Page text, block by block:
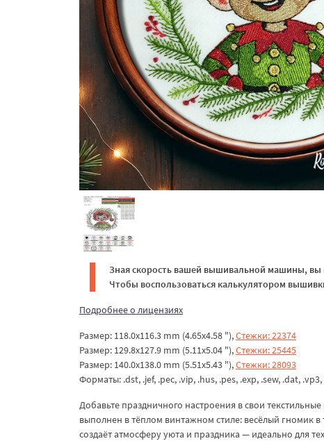
Зная скорость вашей вышивальной машины, вы
Чтобы воспользоваться калькулятором
Подробнее о лицензиях
Размер: 118.0x116.3 mm (4.65x4.58 "),Стежки: 22374
Размер: 129.8x127.9 mm (5.11x5.04 "),Стежки: 25445
Размер: 140.0x138.0 mm (5.51x5.43 "),Стежки: 28093
Форматы: .dst, .jef, .pec, .vip, .hus, .pes, .exp, .sew, .dat, .vp3,
Добавьте праздничного настроения в свои
выполнен в тёплом винтажном стиле: весёлый гномик
создаёт атмосферу уюта и праздника — идеально для